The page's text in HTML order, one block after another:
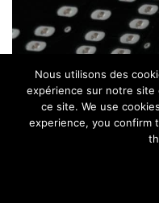
Celle-ci devrait tenir dans
juste au
Tu as réussi à faire une
Nous utilisons des
expérience sur notre site
ce site. We use
experience, you confirm